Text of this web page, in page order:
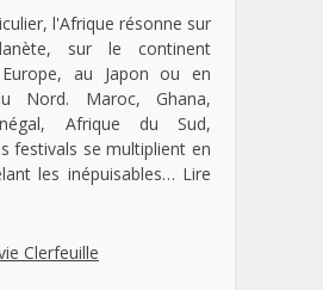
l'Afrique résonne sur
sur le continent
au Japon ou en
Nord. Maroc, Ghana,
Afrique du Sud,
festivals se multiplient en
les inépuisables… Lire
Clerfeuille